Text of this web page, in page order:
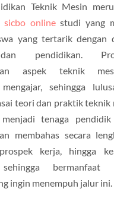
Teknik Mesin
sicbo onlinestudi yang
yang tertarik dengan
pendidikan.
aspek teknik
sehingga
teori dan praktik teknik
tenaga pendidik
membahas secara
kerja, hingga
sehingga bermanfaat
ingin menempuh jalur ini.